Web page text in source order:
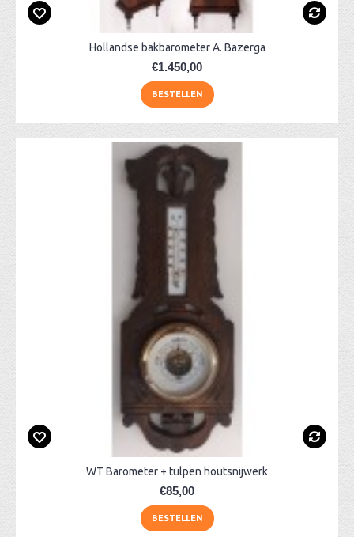
Hollandse bakbarometer A. Bazerga
€1.450,00
BESTELLEN
WT Barometer + tulpen houtsnijwerk
€85,00
BESTELLEN